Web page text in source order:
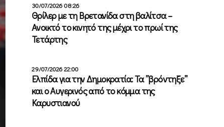
30/07/2026 08:26
Θρίλερ με τη Βρετανίδα στη βαλίτσα –
Ανοικτό το κινητό της μέχρι το πρωί της
Τετάρτης
29/07/2026 22:00
Ελπίδα για την Δημοκρατία: Τα ”βρόντηξε”
και ο Αυγερινός από το κόμμα της
Καρυστιανού